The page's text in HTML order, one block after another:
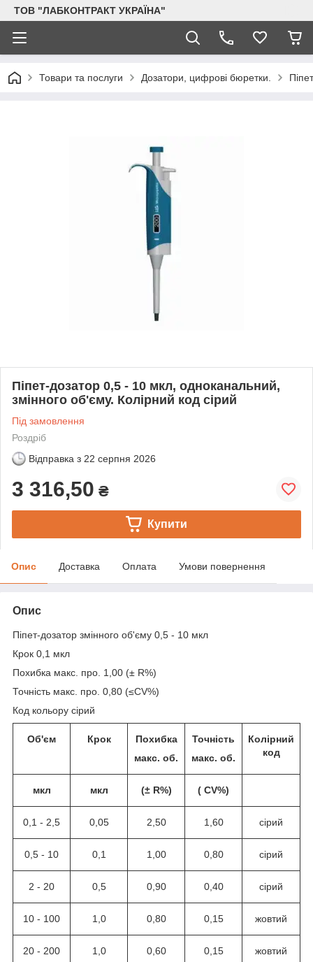
ТОВ "ЛАБКОНТРАКТ УКРАЇНА"
Товари та послуги Дозатори, цифрові бюретки.
Піпет-дозатор 0,5 - 10 мкл, одноканальний,
змінного об'єму. Колірний код сірий
Під замовлення
Роздріб
Відправка з 22 серпня 2026
3 316,50 ₴
Купити
Опис Доставка Оплата Умови повернення
Опис
Піпет-дозатор змінного об'єму 0,5 - 10 мкл
Крок 0,1 мкл
Похибка макс. про. 1,00 (± R%)
Точність макс. про. 0,80 (≤CV%)
Код кольору сірий
Об'єм Крок
Похибка
макс. об.
Точність
макс. об.
Колірний
код
мкл мкл (± R%) ( CV%)
0,1 - 2,5 0,05 2,50 1,60 сірий
0,5 - 10 0,1 1,00 0,80 сірий
2 - 20 0,5 0,90 0,40 сірий
10 - 100 1,0 0,80 0,15 жовтий
20 - 200 1,0 0,60 0,15 жовтий